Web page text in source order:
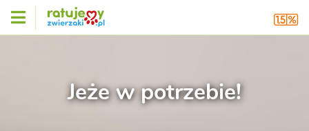
Jeże w potrzebie!